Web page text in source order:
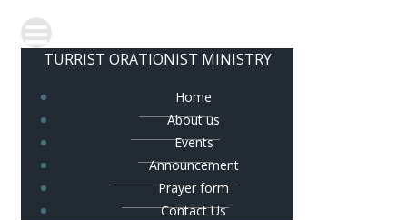
TURRIST ORATIONIST MINISTRY
Home
About us
Events
Announcement
Prayer form
Contact Us